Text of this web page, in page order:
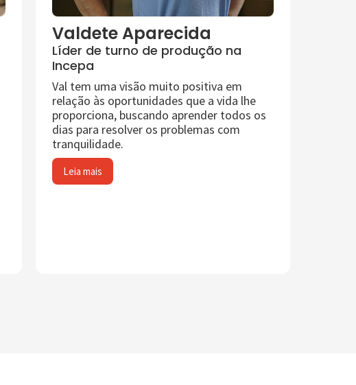
Valdete Aparecida
Líder de turno de produção na
Incepa
Val tem uma visão muito positiva em
relação às oportunidades que a vida lhe
proporciona, buscando aprender todos os
dias para resolver os problemas com
tranquilidade.
Leia mais